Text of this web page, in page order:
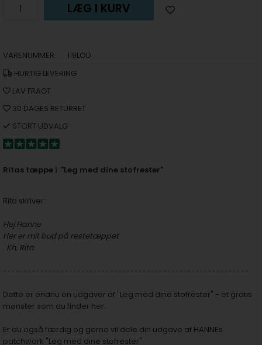
LÆG I KURV
VARENUMMER:
119LOD
HURTIG LEVERING
LAV FRAGT
30 DAGES RETURRET
STORT UDVALG
Ritas tæppe i "Leg med dine stofrester"
Rita skriver:
Hej Hanne
Her er mit bud på restetæppet
Kh. Rita
------------------------------------------------------------
Dette er endnu en udgaver af "Leg med dine stofrester" - et gratis
mønster som du finder her.
Er du også færdig og gerne vil dele din udgave af HANNEs
patchwork "Leg med dine stofrester"